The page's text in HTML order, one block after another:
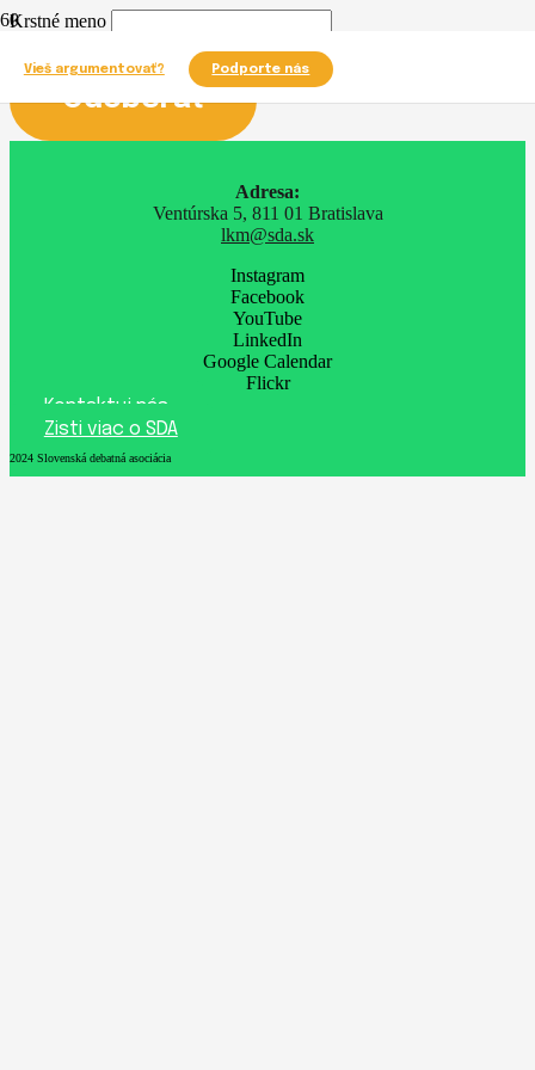
Vieš argumentovať? Podporte nás
Krstné meno
Adresa:
Ventúrska 5, 811 01 Bratislava
lkm@sda.sk
Instagram
Facebook
YouTube
LinkedIn
Google Calendar
Flickr
Kontaktuj nás
Zisti viac o SDA
2024 Slovenská debatná asociácia